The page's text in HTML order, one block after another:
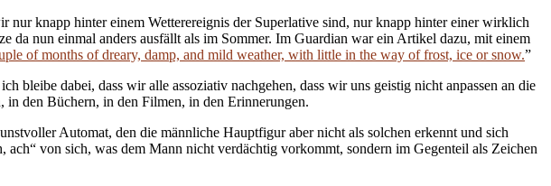
nur knapp hinter einem Wetterereignis der Superlative sind, nur knapp hinter einer wirklich
nun einmal anders ausfällt als im Sommer. Im Guardian war ein Artikel dazu, mit einem
of months of dreary, damp, and mild weather, with little in the way of frost, ice or snow.”
bleibe dabei, dass wir alle assoziativ nachgehen, dass wir uns geistig nicht anpassen an die
in den Büchern, in den Filmen, in den Erinnerungen.
Automat, den die männliche Hauptfigur aber nicht als solchen erkennt und sich
von sich, was dem Mann nicht verdächtig vorkommt, sondern im Gegenteil als Zeichen